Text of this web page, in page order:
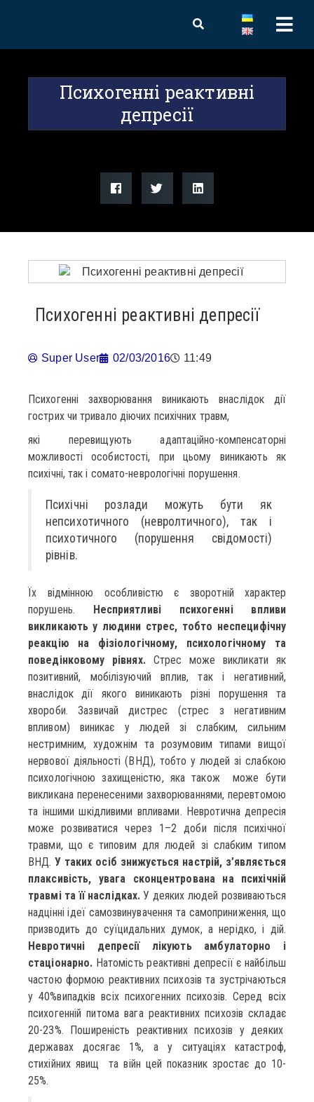
Психогенні реактивні
депресії
Психогенні реактивні депресії
Super User 02/03/2016 11:49
Психогенні захворювання виникають внаслідок дії
гострих чи тривало діючих психічних травм,
які перевищують адаптаційно-компенсаторні
можливості особистості, при цьому виникають як
психічні, так і сомато-неврологічні порушення.
Психічні розлади можуть бути як
непсихотичного (невролтичного), так і
психотичного (порушення свідомості)
рівнів.
Їх відмінною особливістю є зворотній характер
порушень. Несприятливі психогенні впливи
викликають у людини стрес, тобто неспецифічну
реакцію на фізіологічному, психологічному та
поведінковому рівнях.Стрес може викликати як
позитивний, мобілізуючий вплив, так і негативний,
внаслідок дії якого виникають різні порушення та
хвороби. Зазвичай дистрес (стрес з негативним
впливом) виникає у людей зі слабким, сильним
нестримним, художнім та розумовим типами вищої
нервової діяльності (ВНД), тобто у людей зі слабкою
психологічною захищеністю, яка також може бути
викликана перенесеними захворюваннями, перевтомою
та іншими шкідливими впливами. Невротична депресія
може розвиватися через 1–2 доби після психічної
травми, що є типовим для людей зі слабким типом
ВНД.У таких осіб знижується настрій, з’являється
плаксивість, увага сконцентрована на психічній
травмі та її наслідках. У деяких людей розвиваються
надцінні ідеї самозвинувачення та самоприниження, що
призводить до суїцидальних думок, а нерідко, і дій.
Невротичні депресії лікують амбулаторно і
стаціонарно. Натомість реактивні депресії є найбільш
частою формою реактивних психозів та зустрічаються
у 40%випадків всіх психогенних психозів. Серед всіх
психогенній питома вага реактивних психозів складає
20-23%. Поширеність реактивних психозів у деяких
державах досягає 1%, а у ситуаціях катастроф,
стихійних явищ та війн цей показник зростає до 10-
25%.